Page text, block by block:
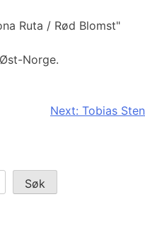
Ruta / Rød Blomst"
Norge.
Next: Tobias Sten
Søk